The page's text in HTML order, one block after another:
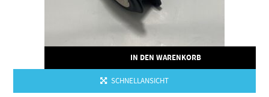
IN DEN WARENKORB
SCHNELLANSICHT